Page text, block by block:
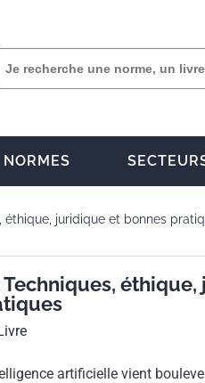
NORMES
éthique, juridique et bonnes
Techniques,
artificielle vient